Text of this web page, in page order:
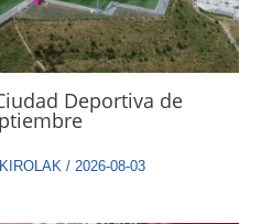
Deportiva de
/ 2026-08-03